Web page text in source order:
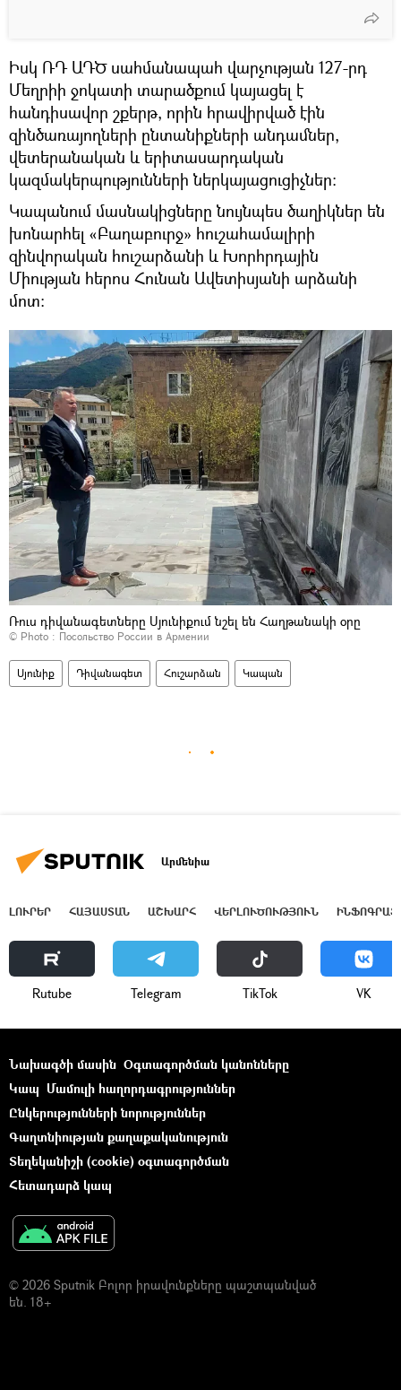
Իսկ ՌԴ ԱԴԾ սահմանապահ վարչության 127-րդ
Մեղրիի ջոկատի տարածքում կայացել է
հանդիսավոր շքերթ, որին հրավիրված էին
զինծառայողների ընտանիքների անդամներ,
վետերանական և երիտասարդական
կազմակերպությունների ներկայացուցիչներ:
Կապանում մասնակիցները նույնպես ծաղիկներ են
խոնարհել «Բաղաբուրջ» հուշահամալիրի
զինվորական հուշարձանի և Խորհրդային
Միության հերոս Հունան Ավետիսյանի արձանի
մոտ:
Ռուս դիվանագետները Սյունիքում նշել են Հաղթանակի օրը
© Photo : Посольство России в Армении
Սյունիք Դիվանագետ Հուշարձան Կապան
Արմենիա
ԼՈՒՐԵՐ ՀԱՅԱՍՏԱՆ ԱՇԽԱՐՀ ՎԵՐԼՈՒԾՈՒԹՅՈՒՆ
Rutube Telegram ТikТоk VK
Նախագծի մասին Օգտագործման կանոնները
Կապ Մամուլի հաղորդագրություններ
Ընկերությունների նորություններ
Գաղտնիության քաղաքականություն
Տեղեկանիշի (cookie) օգտագործման
Հետադարձ կապ
© 2026 Sputnik Բոլոր իրավունքները պաշտպանված
են. 18+